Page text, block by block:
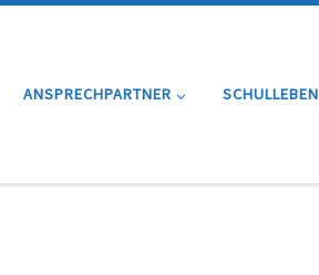
ANSPRECHPARTNER SCHULLEBEN